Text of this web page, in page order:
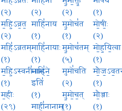
(२)
म॒हि॒ऽव्र॒त॒
(२)
महि॑ऽव्रतम्
(१)
म॒हि॒ऽस्वनी॑नाम्
(१)
म॒हीः
(२९)
(२)
माहि॑नाय
(१)
माहि॑नायाः
(१)
माहि॑ने॒
इति॑
(१)
माही॑नानाम्
(२)
मु॒मोच॑त
(१)
मु॒मोच॑तम्
(५)
मुमो॑चति
(२)
मु॒मो॒च॒त्
(१)
(१)
मो॒षीः॒
(२)
मो॒ह॒यि॒त्वा
(१)
(१)
मौ॒ञ्जाः
(१)